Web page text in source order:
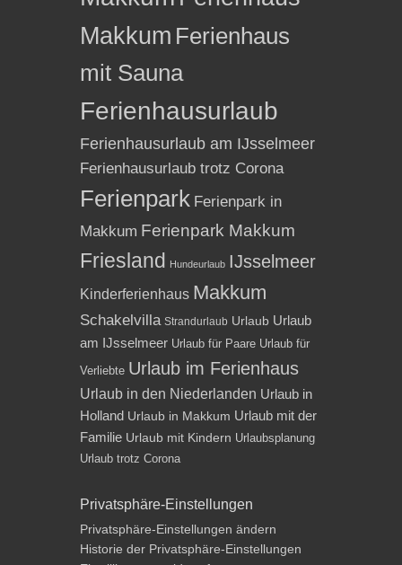
Makkum Ferienhaus
mit Sauna
Ferienhausurlaub
Ferienhausurlaub am IJsselmeer
Ferienhausurlaub trotz Corona
Ferienpark Ferienpark in
Makkum Ferienpark Makkum
Friesland Hundeurlaub IJsselmeer
Kinderferienhaus Makkum
Schakelvilla Strandurlaub Urlaub Urlaub
am IJsselmeer Urlaub für Paare Urlaub für
Verliebte Urlaub im Ferienhaus
Urlaub in den Niederlanden Urlaub in
Holland Urlaub in Makkum Urlaub mit der
Familie Urlaub mit Kindern Urlaubsplanung
Urlaub trotz Corona
Privatsphäre-Einstellungen
Privatsphäre-Einstellungen ändern
Historie der Privatsphäre-Einstellungen